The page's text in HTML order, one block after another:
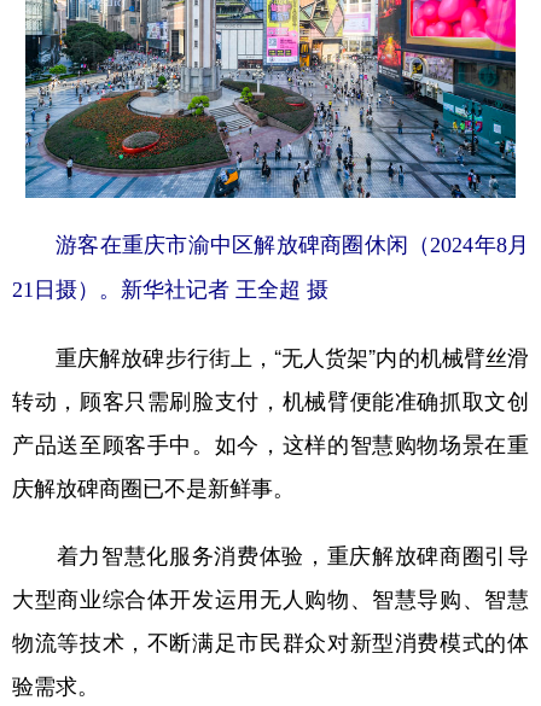
游客在重庆市渝中区解放碑商圈休闲（2024年8月
21日摄）。新华社记者 王全超 摄
重庆解放碑步行街上，“无人货架”内的机械臂丝滑
转动，顾客只需刷脸支付，机械臂便能准确抓取文创
产品送至顾客手中。如今，这样的智慧购物场景在重
庆解放碑商圈已不是新鲜事。
着力智慧化服务消费体验，重庆解放碑商圈引导
大型商业综合体开发运用无人购物、智慧导购、智慧
物流等技术，不断满足市民群众对新型消费模式的体
验需求。